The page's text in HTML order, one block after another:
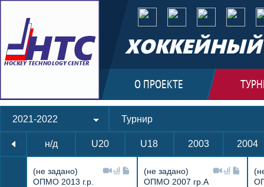
ХОККЕЙНЫЙ
О ПРОЕКТЕ
2021-2022 Турнир
н/д U20 U18 2003 2004
(не задано)
ОПМО 2013 г.р.
(не задано)
ОПМО 2007 гр.А